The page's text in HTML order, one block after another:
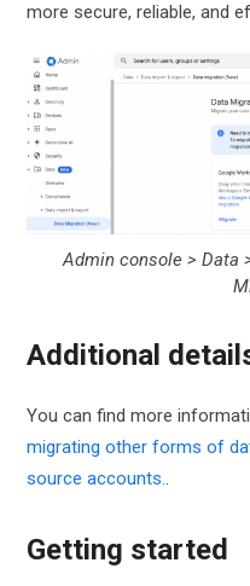
more secure, reliable, and
Admin console > Data
Additional
You can find more
migrating other forms of
source accounts..
Getting started